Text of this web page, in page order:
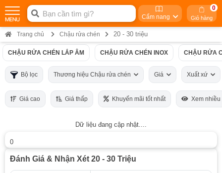
Cẩm nang Giỏ hàng
0
Trang chủ Chậu rửa chén 20 - 30 triệu
CHẬU RỬA CHÉN LẮP ÂM CHẬU RỬA CHÉN INOX CHẬU RỬA
Bộ lọc Thương hiệu Chậu rửa chén Giá Xuất xứ
Giá cao Giá thấp Khuyến mãi tốt nhất Xem nhiều
Dữ liệu đang cập nhật....
0
Đánh Giá & Nhận Xét 20 - 30 Triệu